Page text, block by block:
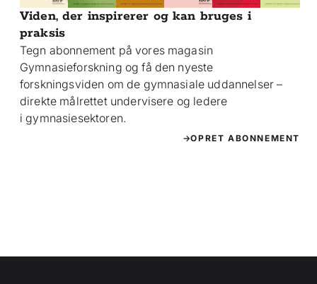
Viden, der inspirerer og kan bruges i
praksis
Tegn abonnement på vores magasin
Gymnasieforskning og få den nyeste
forskningsviden om de gymnasiale uddannelser –
direkte målrettet undervisere og ledere
i gymnasiesektoren.
OPRET ABONNEMENT